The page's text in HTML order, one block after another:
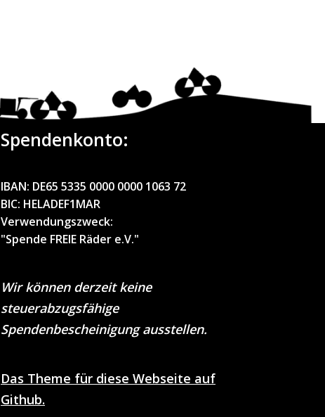
Spendenkonto:
IBAN: DE65 5335 0000 0000 1063 72
BIC: HELADEF1MAR
Verwendungszweck:
"Spende FREIE Räder e.V."
Wir können derzeit keine
steuerabzugsfähige
Spendenbescheinigung ausstellen.
Das Theme für diese Webseite auf
Github.